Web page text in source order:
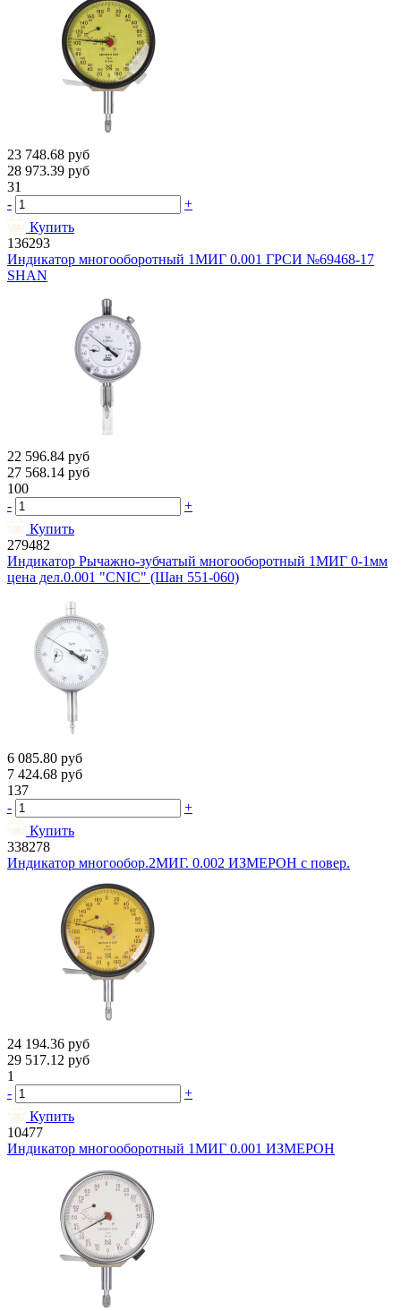
23 748.68 руб
28 973.39 руб
31
-
+
Купить
136293
Индикатор многооборотный 1МИГ 0.001 ГРСИ №69468-17
SHAN
22 596.84 руб
27 568.14 руб
100
-
+
Купить
279482
Индикатор Рычажно-зубчатый многооборотный 1МИГ 0-1мм
цена дел.0.001 "CNIC" (Шан 551-060)
6 085.80 руб
7 424.68 руб
137
-
+
Купить
338278
Индикатор многообор.2МИГ. 0.002 ИЗМЕРОН с повер.
24 194.36 руб
29 517.12 руб
1
-
+
Купить
10477
Индикатор многооборотный 1МИГ 0.001 ИЗМЕРОН